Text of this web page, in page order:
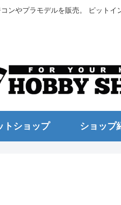
ンやプラモデルを販売。 ピットイ
トショップ ショップ